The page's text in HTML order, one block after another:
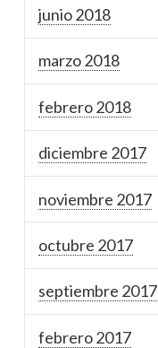
junio 2018
marzo 2018
febrero 2018
diciembre 2017
noviembre 2017
octubre 2017
septiembre 2017
febrero 2017